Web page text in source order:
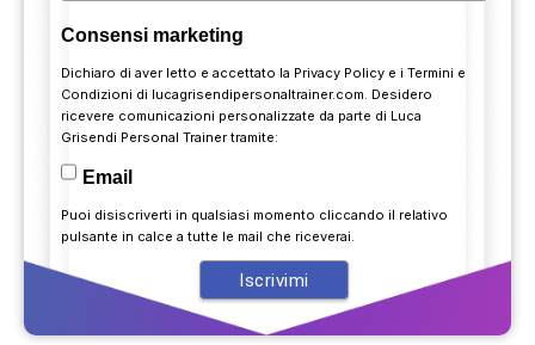
Consensi marketing
Dichiaro di aver letto e accettato la Privacy Policy e iTermini e
Condizioni di lucagrisendipersonaltrainer.com. Desidero
ricevere comunicazioni personalizzate da parte di Luca
Grisendi Personal Trainer tramite:
Email
Puoi disiscriverti in qualsiasi momento cliccando il relativo
pulsante in calce a tutte le mail che riceverai.